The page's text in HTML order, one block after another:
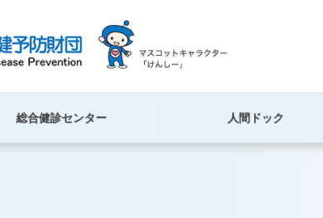
総合健診センター 人間ドック